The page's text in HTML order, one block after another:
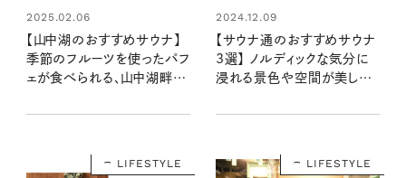
2025.02.06
【山中湖のおすすめサウナ】
季節のフルーツを使ったパフ
ェが食べられる、山中湖畔に
「CYCL」
2024.12.09
【サウナ通のおすすめサウナ
3選】 ノルディックな気分に
浸れる景色や空間が美しい
群馬で発見！
LIFESTYLE LIFESTYLE